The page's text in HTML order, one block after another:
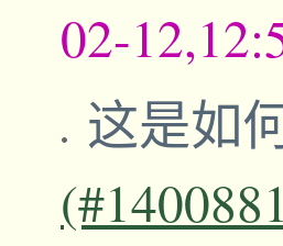
02-
这是如